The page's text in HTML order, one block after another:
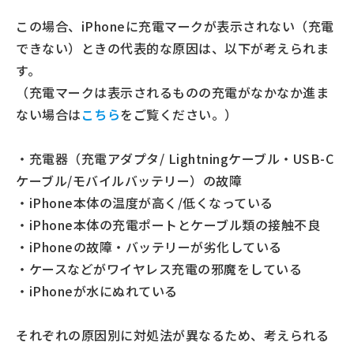
この場合、iPhoneに充電マークが表示されない（充電
できない）ときの代表的な原因は、以下が考えられま
す。
（充電マークは表示されるものの充電がなかなか進ま
ない場合はこちらをご覧ください。）
・充電器（充電アダプタ/ Lightningケーブル・USB-C
ケーブル/モバイルバッテリー）の故障
・iPhone本体の温度が高く/低くなっている
・iPhone本体の充電ポートとケーブル類の接触不良
・iPhoneの故障・バッテリーが劣化している
・ケースなどがワイヤレス充電の邪魔をしている
・iPhoneが水にぬれている
それぞれの原因別に対処法が異なるため、考えられる